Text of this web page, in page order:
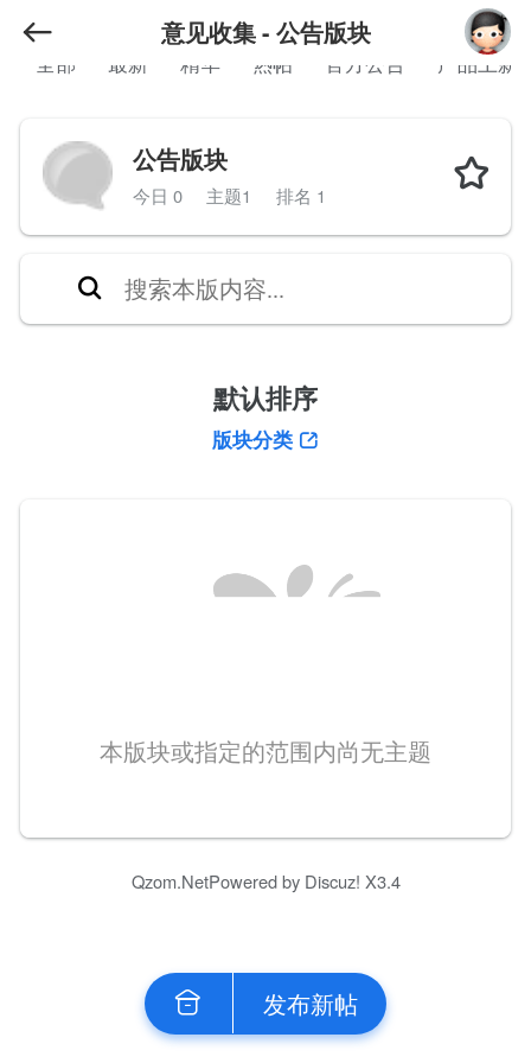
意见收集 - 公告版块
全部 最新 精华 热帖 官方公告 产品上新
公告版块
今日 0 主题1 排名 1
默认排序
版块分类
本版块或指定的范围内尚无主题
Qzom.NetPowered by Discuz! X3.4
发布新帖